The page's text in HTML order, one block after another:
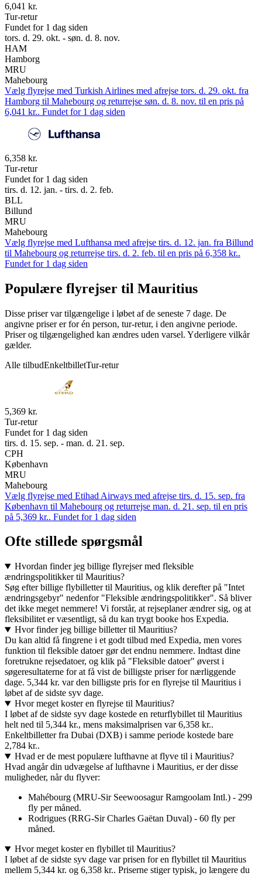
6,041 kr.
Tur-retur
Fundet for 1 dag siden
tors. d. 29. okt. - søn. d. 8. nov.
HAM
Hamborg
MRU
Mahebourg
Vælg flyrejse med Turkish Airlines med afrejse tors. d. 29. okt. fra
Hamborg til Mahebourg og returrejse søn. d. 8. nov. til en pris på
6,041 kr.. Fundet for 1 dag siden
6,358 kr.
Tur-retur
Fundet for 1 dag siden
tirs. d. 12. jan. - tirs. d. 2. feb.
BLL
Billund
MRU
Mahebourg
Vælg flyrejse med Lufthansa med afrejse tirs. d. 12. jan. fra Billund
til Mahebourg og returrejse tirs. d. 2. feb. til en pris på 6,358 kr..
Fundet for 1 dag siden
Populære flyrejser til Mauritius
Disse priser var tilgængelige i løbet af de seneste 7 dage. De
angivne priser er for én person, tur-retur, i den angivne periode.
Priser og tilgængelighed kan ændres uden varsel. Yderligere vilkår
gælder.
Alle tilbudEnkeltbilletTur-retur
5,369 kr.
Tur-retur
Fundet for 1 dag siden
tirs. d. 15. sep. - man. d. 21. sep.
CPH
København
MRU
Mahebourg
Vælg flyrejse med Etihad Airways med afrejse tirs. d. 15. sep. fra
København til Mahebourg og returrejse man. d. 21. sep. til en pris
på 5,369 kr.. Fundet for 1 dag siden
Ofte stillede spørgsmål
Hvordan finder jeg billige flyrejser med fleksible
ændringspolitikker til Mauritius?
Søg efter billige flybilletter til Mauritius, og klik derefter på "Intet
ændringsgebyr" nedenfor "Fleksible ændringspolitikker". Så bliver
det ikke meget nemmere! Vi forstår, at rejseplaner ændrer sig, og at
fleksibilitet er væsentligt, så du kan trygt booke hos Expedia.
Hvor finder jeg billige billetter til Mauritius?
Du kan altid få fingrene i et godt tilbud med Expedia, men vores
funktion til fleksible datoer gør det endnu nemmere. Indtast dine
foretrukne rejsedatoer, og klik på "Fleksible datoer" øverst i
søgeresultaterne for at få vist de billigste priser for nærliggende
dage. 5,344 kr. var den billigste pris for en flyrejse til Mauritius i
løbet af de sidste syv dage.
Hvor meget koster en flyrejse til Mauritius?
I løbet af de sidste syv dage kostede en returflybillet til Mauritius
helt ned til 5,344 kr., mens maksimalprisen var 6,358 kr..
Enkeltbilletter fra Dubai (DXB) i samme periode kostede bare
2,784 kr..
Hvad er de mest populære lufthavne at flyve til i Mauritius?
Hvad angår din udvægelse af lufthavne i Mauritius, er der disse
muligheder, når du flyver:
Mahébourg (MRU-Sir Seewoosagur Ramgoolam Intl.) - 299
fly per måned.
Rodrigues (RRG-Sir Charles Gaëtan Duval) - 60 fly per
måned.
Hvor meget koster en flybillet til Mauritius?
I løbet af de sidste syv dage var prisen for en flybillet til Mauritius
mellem 5,344 kr. og 6,358 kr.. Priserne stiger typisk, jo længere du